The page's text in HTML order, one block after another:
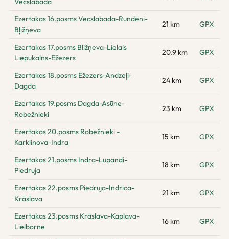
Ezertakas 16.posms Vecslabada-Rundēni-
Bļižņeva
21 km GPX
Ezertakas 17.posms Bližņeva-Lielais
Liepukalns-Ežezers
20.9 km GPX
Ezertakas 18.posms Ežezers-Andzeļi-
Dagda
24 km GPX
Ezertakas 19.posms Dagda-Asūne-
Robežnieki
23 km GPX
Ezertakas 20.posms Robežnieki -
Karklinova-Indra
15 km GPX
Ezertakas 21.posms Indra-Lupandi-
Piedruja
18 km GPX
Ezertakas 22.posms Piedruja-Indrica-
Krāslava
21 km GPX
Ezertakas 23.posms Krāslava-Kaplava-
Lielborne
16 km GPX